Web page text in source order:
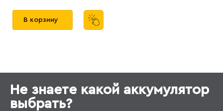
В корзину
Не знаете какой аккумулятор
выбрать?